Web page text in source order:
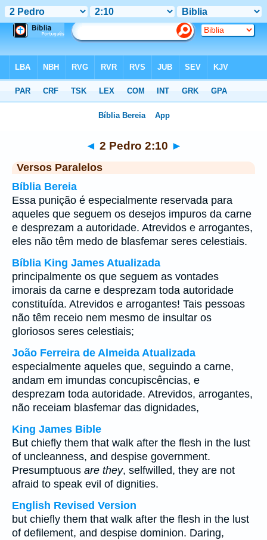
◄ 2 Pedro 2:10 ►
Versos Paralelos
Bíblia Bereia
Essa punição é especialmente reservada para
aqueles que seguem os desejos impuros da carne
e desprezam a autoridade. Atrevidos e arrogantes,
eles não têm medo de blasfemar seres celestiais.
Bíblia King James Atualizada
principalmente os que seguem as vontades
imorais da carne e desprezam toda autoridade
constituída. Atrevidos e arrogantes! Tais pessoas
não têm receio nem mesmo de insultar os
gloriosos seres celestiais;
João Ferreira de Almeida Atualizada
especialmente aqueles que, seguindo a carne,
andam em imundas concupiscências, e
desprezam toda autoridade. Atrevidos, arrogantes,
não receiam blasfemar das dignidades,
King James Bible
But chiefly them that walk after the flesh in the lust
of uncleanness, and despise government.
Presumptuous are they, selfwilled, they are not
afraid to speak evil of dignities.
English Revised Version
but chiefly them that walk after the flesh in the lust
of defilement, and despise dominion. Daring,